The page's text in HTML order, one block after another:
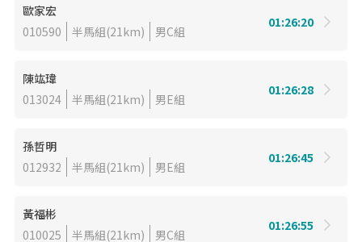
歐家宏
010590
半馬組(21km) 男C組
01:26:20
陳竑瑋
013024
半馬組(21km) 男E組
01:26:28
孫哲明
012932
半馬組(21km) 男E組
01:26:45
黃福彬
010025
半馬組(21km) 男C組
01:26:55